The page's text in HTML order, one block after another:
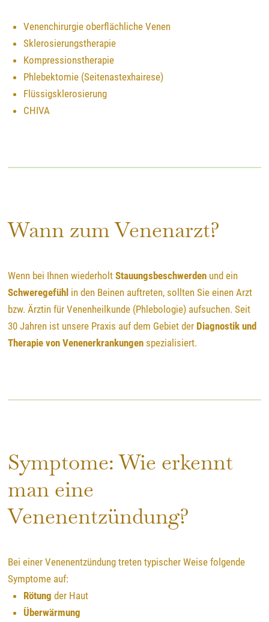
Venenchirurgie oberflächliche Venen
Sklerosierungstherapie
Kompressions­therapie
Phlebektomie (Seitenastexhairese)
Flüssigsklerosierung
CHIVA
Wann zum Venenarzt?
Wenn bei Ihnen wiederholtStauungsbeschwerden und ein
Schweregefühl in den Beinen auftreten, sollten Sie einen Arzt
bzw. Ärztin für Venenheilkunde (Phlebologie) aufsuchen. Seit
30 Jahren ist unsere Praxis auf dem Gebiet der Diagnostik und
Therapie von Venenerkrankungen spezialisiert.
Symptome: Wie erkennt
man eine
Venenentzündung?
Bei einer Venenentzündung treten typischer Weise folgende
Symptome auf:
Rötung der Haut
Überwärmung